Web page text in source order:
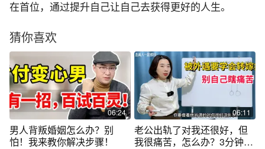
在首位，通过提升自己让自己去获得更好的人生。
猜你喜欢
06:24
男人背叛婚姻怎么办？别
怕！我来教你解决步骤！
06:11
老公出轨了对我还很好，但
我很痛苦，怎么办？3分钟让